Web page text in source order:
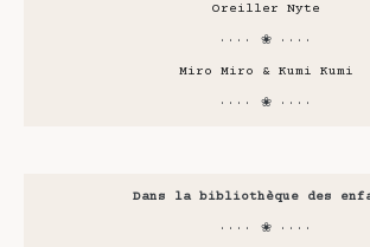
Oreiller Nyte
···· ❀ ····
Miro Miro & Kumi Kumi
···· ❀ ····
Dans la bibliothèque des
···· ❀ ····